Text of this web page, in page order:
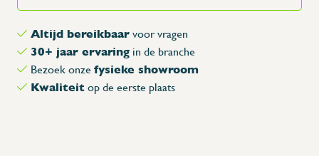
Altijd bereikbaar voor vragen
30+ jaar ervaring in de branche
Bezoek onze fysieke showroom
Kwaliteit op de eerste plaats